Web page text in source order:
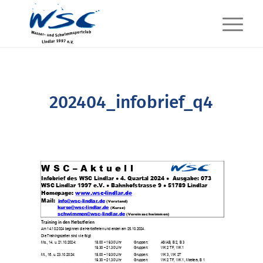
202404_infobrief_q4
W S C – A k t u e l l
Infobrief des WSC Lindlar ● 4 . Quartal 2024 ● Ausgabe: 073
WSC Lindlar 1997 e.V. ● Bahnhofstrasse 9 ● 51789 Lindlar
Homepage: www.wsc-lindlar.de
Mail:
info@wsc- lindlar.de (Vorstand)
kurse@wsc-lindlar.de (Kurse)
schwimmen@wsc- lindlar.de (Vereinsschwimmen)
Training in den Herbstferien
Am 14.10.2024 beginnen die Herbstferien und enden am 25.10.2024.
Die Trainingszeiten sind wie folgt:
Mo., 14. u. 21.10.2024:
18.00 –19.30 Uhr Gruppen:
AS/AB, B 2, B 3
19.30 –21.30 Uhr Gruppen:
WK 2 TF, WK 1
Mi., 16. u. 23.10.2024:
18.00 –19.30 Uhr Gruppen:
WK 3, WK 2T
19.30 –21.30 Uhr Gruppen:
WK 2 TF, WK 1, Masters, B 1